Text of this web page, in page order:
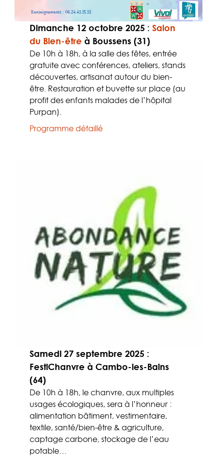
Dimanche 12 octobre 2025 :Salon
du Bien-être à Boussens (31)
De 10h à 18h, à la salle des fêtes, entrée
gratuite avec conférences, ateliers, stands
découvertes, artisanat autour du bien-
être. Restauration et buvette sur place (au
profit des enfants malades de l’hôpital
Purpan).
Programme détaillé
Samedi 27 septembre 2025 :
FestiChanvre à Cambo-les-Bains
(64)
De 10h à 18h, le chanvre, aux multiples
usages écologiques, sera à l’honneur :
alimentation bâtiment, vestimentaire,
textile, santé/bien-être & agriculture,
captage carbone, stockage de l’eau
potable…